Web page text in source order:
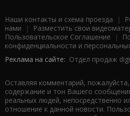
Наши контакты и схема проезда |
нами | Разместить свои
Пользовательское Соглашение |
конфиденциальности и
Реклама на сайте: Отдел продаж
Оставляя комментарий,
содержание и тон Вашего
реальных людей, непосредственно
отношение к данной новости.